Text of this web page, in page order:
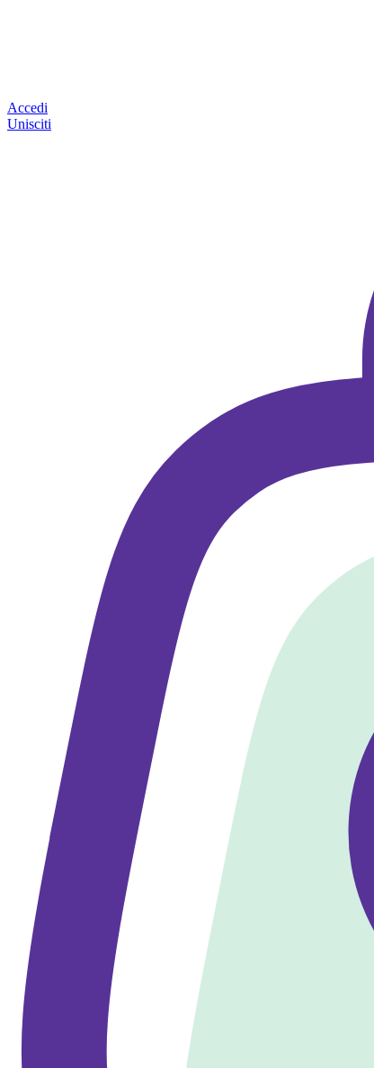
Accedi
Unisciti